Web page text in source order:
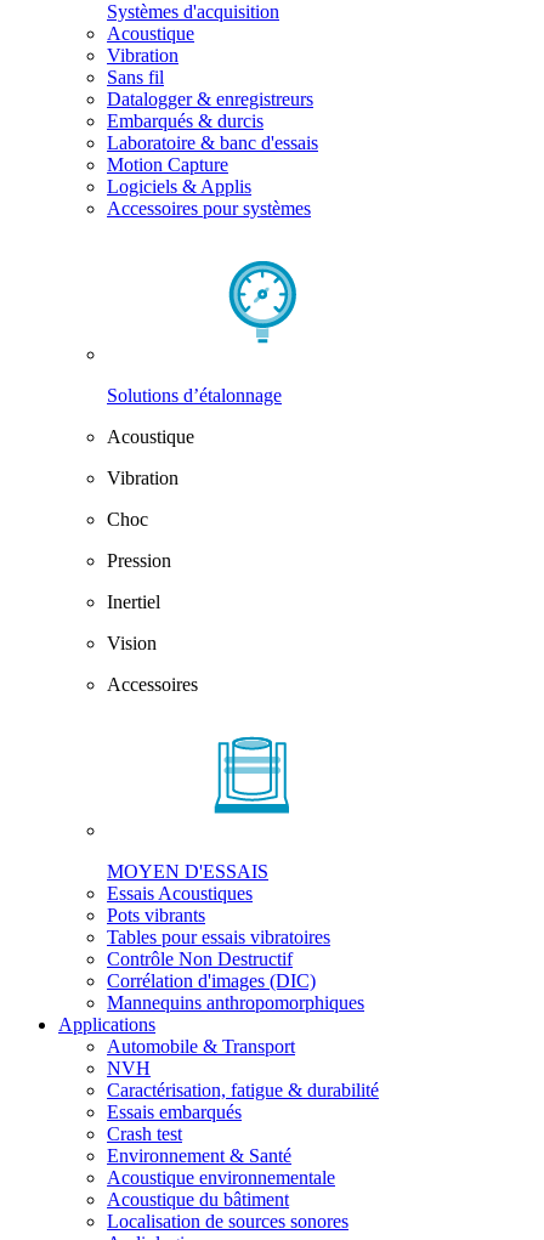
Systèmes d'acquisition
Acoustique
Vibration
Sans fil
Datalogger & enregistreurs
Embarqués & durcis
Laboratoire & banc d'essais
Motion Capture
Logiciels & Applis
Accessoires pour systèmes
Solutions d’étalonnage
Acoustique
Vibration
Choc
Pression
Inertiel
Vision
Accessoires
MOYEN D'ESSAIS
Essais Acoustiques
Pots vibrants
Tables pour essais vibratoires
Contrôle Non Destructif
Corrélation d'images (DIC)
Mannequins anthropomorphiques
Applications
Automobile & Transport
NVH
Caractérisation, fatigue & durabilité
Essais embarqués
Crash test
Environnement & Santé
Acoustique environnementale
Acoustique du bâtiment
Localisation de sources sonores